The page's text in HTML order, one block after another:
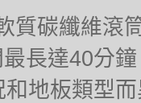
質碳纖維滾
長達40分
地板類型